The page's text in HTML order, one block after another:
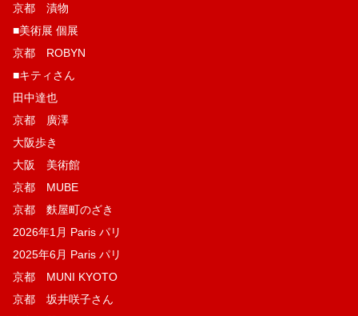
京都 漬物
■美術展 個展
京都 ROBYN
■キティさん
田中達也
京都 廣澤
大阪歩き
大阪 美術館
京都 MUBE
京都 麩屋町のざき
2026年1月 Paris パリ
2025年6月 Paris パリ
京都 MUNI KYOTO
京都 坂井咲子さん